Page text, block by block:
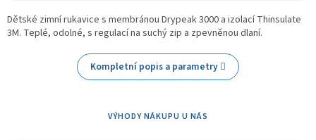
Dětské zimní rukavice s membránou Drypeak 3000 a izolací Thinsulate
3M. Teplé, odolné, s regulací na suchý zip a zpevněnou dlaní.
Kompletní popis a parametry
VÝHODY NÁKUPU U NÁS